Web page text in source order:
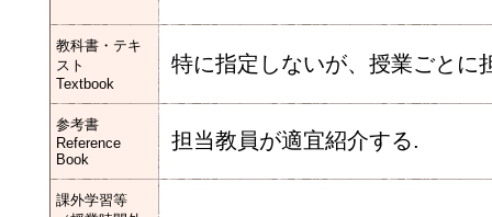
教科書・テキ
スト
Textbook
特に指定しないが、授業ごとに
参考書
Reference
Book
担当教員が適宜紹介する.
課外学習等